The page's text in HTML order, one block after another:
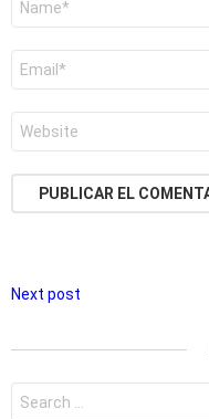
electrónico
*
Next post
for: